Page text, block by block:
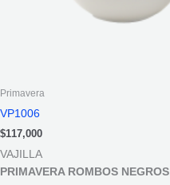
Primavera
VP1006
$117,000
VAJILLA
PRIMAVERA ROMBOS NEGROS